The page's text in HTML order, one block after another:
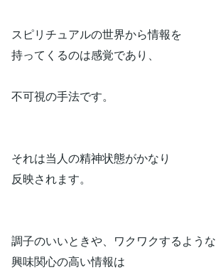
スピリチュアルの世界から情報を
持ってくるのは感覚であり、
不可視の手法です。
それは当人の精神状態がかなり
反映されます。
調子のいいときや、ワクワクするような
興味関心の高い情報は